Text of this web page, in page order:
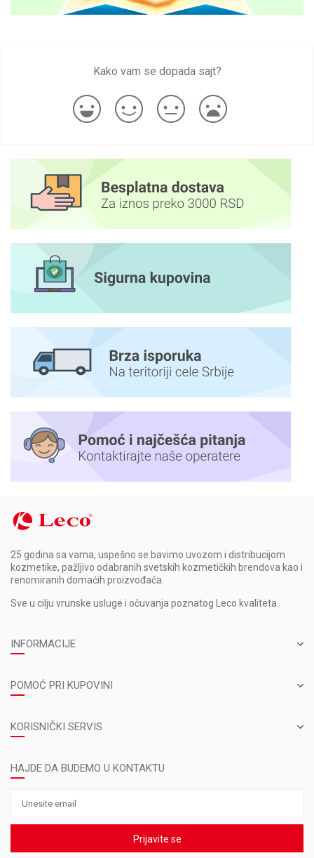
Kako vam se dopada sajt?
25 godina sa vama, uspešno se bavimo uvozom i distribucijom
kozmetike, pažljivo odabranih svetskih kozmetičkih brendova kao i
renomiranih domaćih proizvođača.
Sve u cilju vrunske usluge i očuvanja poznatog Leco kvaliteta.
INFORMACIJE
POMOĆ PRI KUPOVINI
KORISNIČKI SERVIS
HAJDE DA BUDEMO U KONTAKTU
Prijavite se